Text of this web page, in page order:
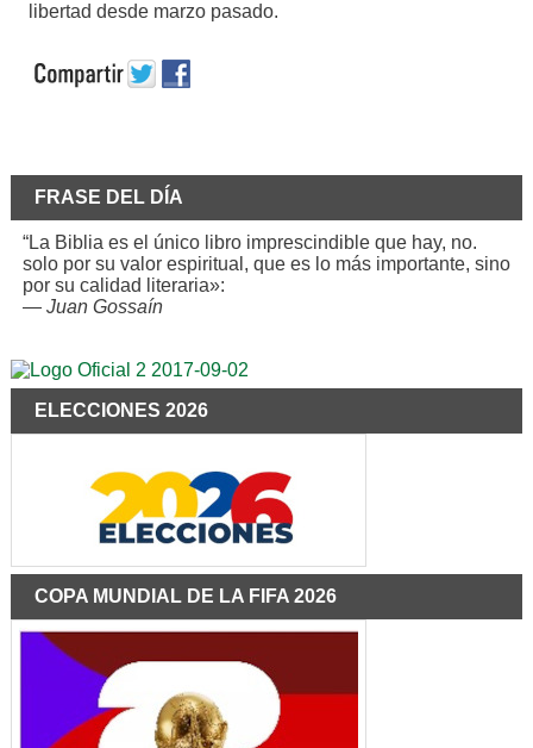
libertad desde marzo pasado.
FRASE DEL DÍA
“La Biblia es el único libro imprescindible que hay, no.
solo por su valor espiritual, que es lo más importante, sino
por su calidad literaria»:
— Juan Gossaín
ELECCIONES 2026
COPA MUNDIAL DE LA FIFA 2026